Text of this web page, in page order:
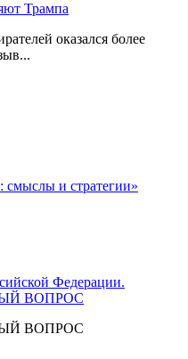
Трампа
оказался более
и стратегии»
Федерации.
ВОПРОС
ВОПРОС